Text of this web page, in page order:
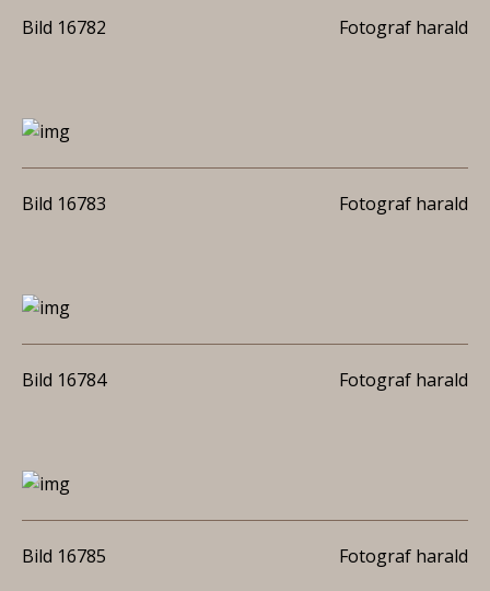
Bild 16782 Fotograf harald
Bild 16783 Fotograf harald
Bild 16784 Fotograf harald
Bild 16785 Fotograf harald